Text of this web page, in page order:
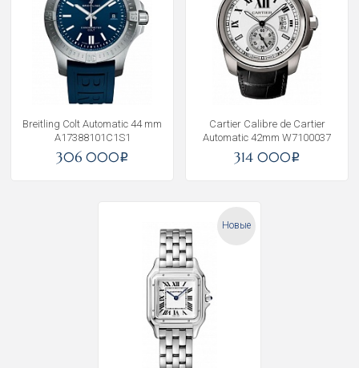
Breitling Colt Automatic 44 mm
A17388101C1S1
306 000i
Cartier Calibre de Cartier
Automatic 42mm W7100037
314 000i
Новые
Получать на почту